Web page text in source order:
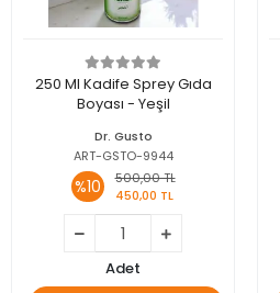
250 Ml Kadife Sprey Gıda
Boyası - Yeşil
Dr. Gusto
ART-GSTO-9944
%10
500,00 TL
450,00 TL
Adet